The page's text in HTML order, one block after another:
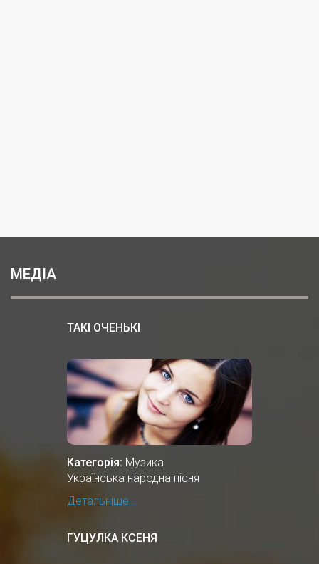
МЕДІА
ТАКІ ОЧЕНЬКІ
Категорія: Музика
Українська народна пісня
Детальніше...
ГУЦУЛКА КСЕНЯ